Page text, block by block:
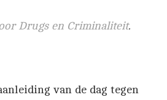
Drugs en Criminaliteit.
van de dag tegen